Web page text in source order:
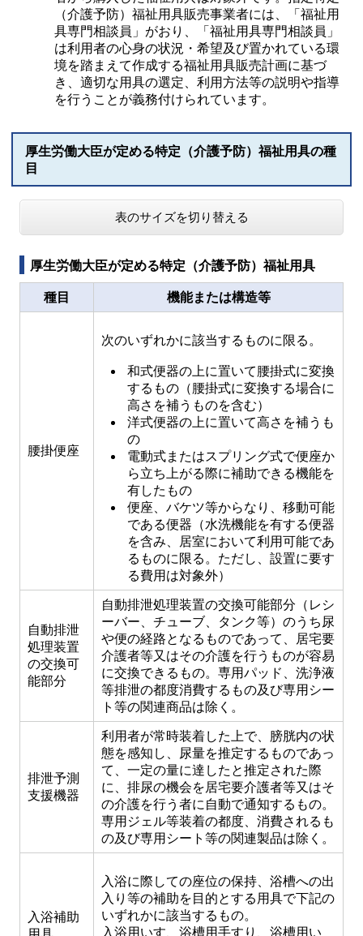
（介護予防）福祉用具販売事業者には、「福祉用
具専門相談員」がおり、「福祉用具専門相談員」
は利用者の心身の状況・希望及び置かれている環
境を踏まえて作成する福祉用具販売計画に基づ
き、適切な用具の選定、利用方法等の説明や指導
を行うことが義務付けられています。
厚生労働大臣が定める特定（介護予防）福祉用具の種
目
表のサイズを切り替える
厚生労働大臣が定める特定（介護予防）福祉用具
種目 機能または構造等
腰掛便座
次のいずれかに該当するものに限る。
和式便器の上に置いて腰掛式に変換
するもの（腰掛式に変換する場合に
高さを補うものを含む）
​洋式便器の上に置いて高さを補うも
の
電動式またはスプリング式で便座か
ら立ち上がる際に補助できる機能を
有したもの
便座、バケツ等からなり、移動可能
である便器（水洗機能を有する便器
を含み、居室において利用可能であ
るものに限る。ただし、設置に要す
る費用は対象外）
自動排泄
処理装置
の交換可
能部分
自動排泄処理装置の交換可能部分（レシ
ーバー、チューブ、タンク等）のうち尿
や便の経路となるものであって、居宅要
介護者等又はその介護を行うものが容易
に交換できるもの。専用パッド、洗浄液
等排泄の都度消費するもの及び専用シー
ト等の関連商品は除く。
排泄予測
支援機器
利用者が常時装着した上で、膀胱内の状
態を感知し、尿量を推定するものであっ
て、一定の量に達したと推定された際
に、排尿の機会を居宅要介護者等又はそ
の介護を行う者に自動で通知するもの。
専用ジェル等装着の都度、消費されるも
の及び専用シート等の関連製品は除く。
入浴補助
入浴に際しての座位の保持、浴槽への出
入り等の補助を目的とする用具で下記の
いずれかに該当するもの。
入浴用いす、浴槽用手すり、浴槽用い